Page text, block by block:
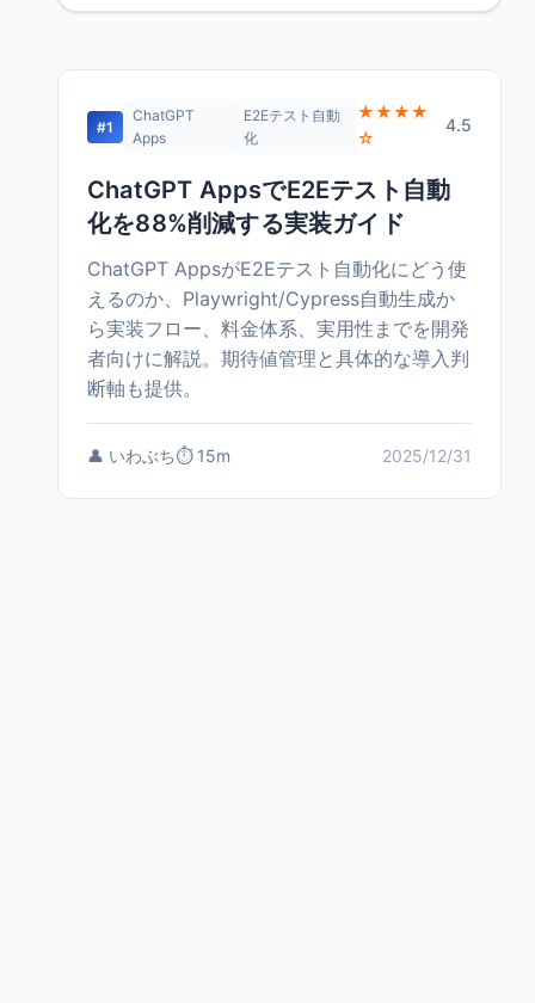
#1
ChatGPT
Apps
E2Eテスト自動
化
★★★★
☆
4.5
ChatGPT AppsでE2Eテスト自動
化を88%削減する実装ガイド
ChatGPT AppsがE2Eテスト自動化にどう使
えるのか、Playwright/Cypress自動生成か
ら実装フロー、料金体系、実用性までを開発
者向けに解説。期待値管理と具体的な導入判
断軸も提供。
👤 いわぶち⏱️ 15m 2025/12/31